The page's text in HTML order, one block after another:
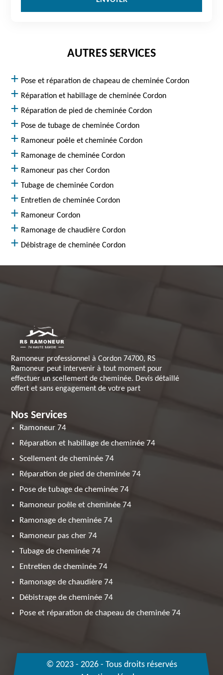
AUTRES SERVICES
Pose et réparation de chapeau de cheminée Cordon
Réparation et habillage de cheminée Cordon
Réparation de pied de cheminée Cordon
Pose de tubage de cheminée Cordon
Ramoneur poêle et cheminée Cordon
Ramonage de cheminée Cordon
Ramoneur pas cher Cordon
Tubage de cheminée Cordon
Entretien de cheminée Cordon
Ramoneur Cordon
Ramonage de chaudière Cordon
Débistrage de cheminée Cordon
Ramoneur professionnel à Cordon 74700, RS
Ramoneur peut intervenir à tout moment pour
effectuer un scellement de cheminée. Devis détaillé
offert et sans engagement de votre part
Nos Services
Ramoneur 74
Réparation et habillage de cheminée 74
Scellement de cheminée 74
Réparation de pied de cheminée 74
Pose de tubage de cheminée 74
Ramoneur poêle et cheminée 74
Ramonage de cheminée 74
Ramoneur pas cher 74
Tubage de cheminée 74
Entretien de cheminée 74
Ramonage de chaudière 74
Débistrage de cheminée 74
Pose et réparation de chapeau de cheminée 74
© 2023 - 2026 - Tous droits réservés